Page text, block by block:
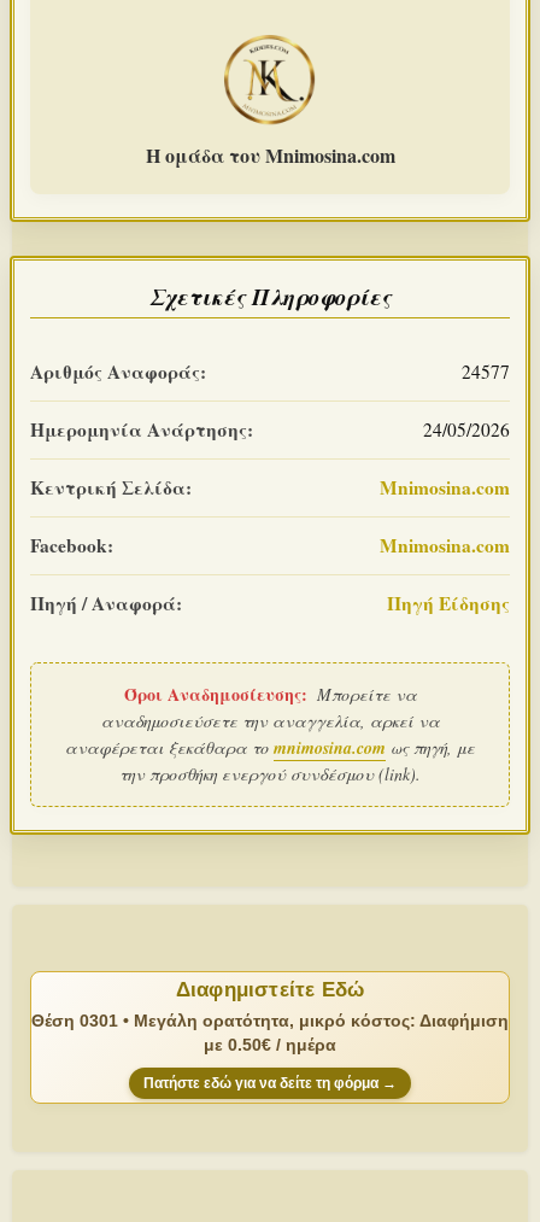
Η ομάδα του Mnimosina.com
Σχετικές Πληροφορίες
Αριθμός Αναφοράς: 24577
Ημερομηνία Ανάρτησης: 24/05/2026
Κεντρική Σελίδα: Mnimosina.com
Facebook: Mnimosina.com
Πηγή / Αναφορά: Πηγή Είδησης
Όροι Αναδημοσίευσης: Μπορείτε να
αναδημοσιεύσετε την αναγγελία, αρκεί να
αναφέρεται ξεκάθαρα το mnimosina.com ως πηγή, με
την προσθήκη ενεργού συνδέσμου (link).
Διαφημιστείτε Εδώ
Θέση 0301 • Μεγάλη ορατότητα, μικρό κόστος: Διαφήμιση
με 0.50€ / ημέρα
Πατήστε εδώ για να δείτε τη φόρμα →